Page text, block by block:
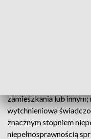
zamieszkania lub
wytchnieniowa
znacznym stopniem
niepełnosprawnością